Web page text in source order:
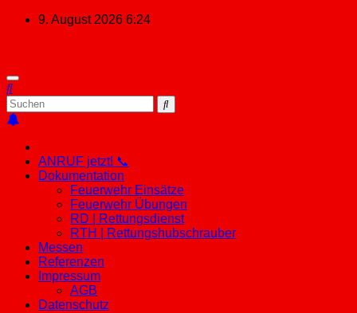
Zum
9. August 2026 6:24
ANRUF jetzt! 📞
Dokumentation
Feuerwehr Einsätze
Feuerwehr Übungen
RD | Rettungsdienst
RTH | Rettungshubschrauber
Messen
Referenzen
Impressum
AGB
Datenschutz